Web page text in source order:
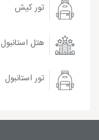
تور کیش
هتل استانبول
تور استانبول